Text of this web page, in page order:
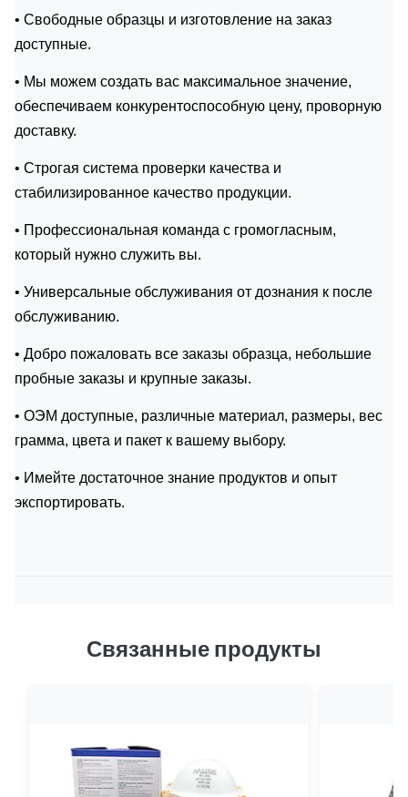
• Свободные образцы и изготовление на заказ
доступные.
• Мы можем создать вас максимальное значение,
обеспечиваем конкурентоспособную цену, проворную
доставку.
• Строгая система проверки качества и
стабилизированное качество продукции.
• Профессиональная команда с громогласным,
который нужно служить вы.
• Универсальные обслуживания от дознания к после
обслуживанию.
• Добро пожаловать все заказы образца, небольшие
пробные заказы и крупные заказы.
• ОЭМ доступные, различные материал, размеры, вес
грамма, цвета и пакет к вашему выбору.
• Имейте достаточное знание продуктов и опыт
экспортировать.
Связанные продукты